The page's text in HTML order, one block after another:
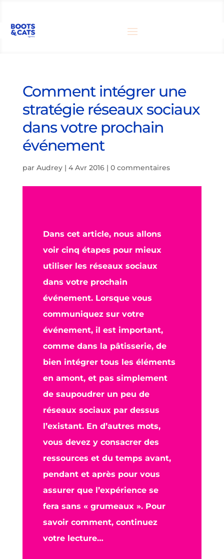
Comment intégrer une
stratégie réseaux sociaux
dans votre prochain
événement
par Audrey| 4 Avr 2016| 0 commentaires
Dans cet article, nous allons
voir cinq étapes pour mieux
utiliser les réseaux sociaux
dans votre prochain
événement. Lorsque vous
communiquez sur votre
événement, il est important,
comme dans la pâtisserie, de
bien intégrer tous les éléments
en amont, et pas simplement
de saupoudrer un peu de
réseaux sociaux par dessus
l’existant. En d’autres mots,
vous devez y consacrer des
ressources et du temps avant,
pendant et après pour vous
assurer que l’expérience se
fera sans « grumeaux ». Pour
savoir comment, continuez
votre lecture…